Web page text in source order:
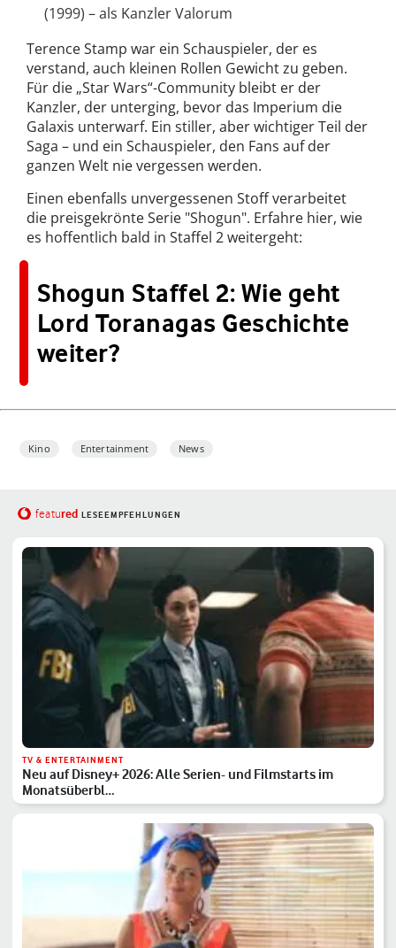
(1999) – als Kanzler Valorum
Terence Stamp war ein Schauspieler, der es
verstand, auch kleinen Rollen Gewicht zu geben.
Für die „Star Wars“-Community bleibt er der
Kanzler, der unterging, bevor das Imperium die
Galaxis unterwarf. Ein stiller, aber wichtiger Teil der
Saga – und ein Schauspieler, den Fans auf der
ganzen Welt nie vergessen werden.
Einen ebenfalls unvergessenen Stoff verarbeitet
die preisgekrönte Serie "Shogun". Erfahre hier, wie
es hoffentlich bald in Staffel 2 weitergeht:
Shogun Staffel 2: Wie geht
Lord Toranagas Geschichte
weiter?
Kino Entertainment News
featured LESEEMPFEHLUNGEN
TV & ENTERTAINMENT
Neu auf Disney+ 2026: Alle Serien- und Filmstarts im
Monatsüberbl…